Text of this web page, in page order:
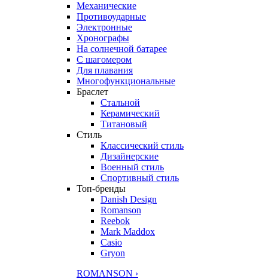
Механические
Противоударные
Электронные
Хронографы
На солнечной батарее
С шагомером
Для плавания
Многофункциональные
Браслет
Стальной
Керамический
Титановый
Стиль
Классический стиль
Дизайнерские
Военный стиль
Спортивный стиль
Топ-бренды
Danish Design
Romanson
Reebok
Mark Maddox
Casio
Gryon
ROMANSON ›